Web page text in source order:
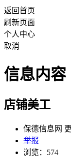
返回首页
刷新页面
个人中心
取消
信息内容
店铺美工
保德信息网
举报
浏览：574